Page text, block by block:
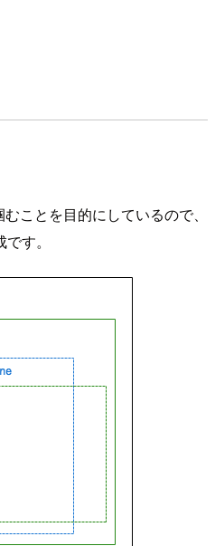
ことを目的にしているので、
す。